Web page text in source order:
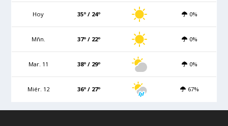
Hoy 35º / 24º 0%
Mñn. 37º / 22º 0%
Mar. 11 38º / 29º 0%
Miér. 12 36º / 27º 67%